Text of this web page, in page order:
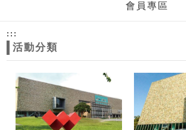
會員專區
:::
活動分類